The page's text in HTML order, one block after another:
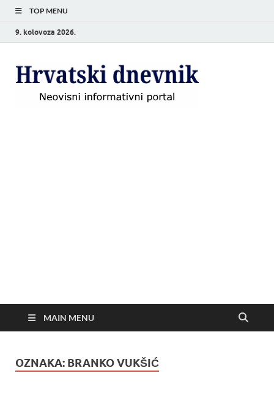
TOP MENU
9. kolovoza 2026.
MAIN MENU
OZNAKA: BRANKO VUKŠIĆ